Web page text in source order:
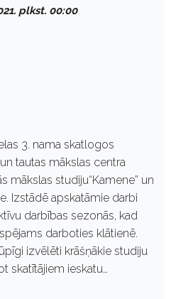
plkst. 00:00
3. nama skatlogos
tautas mākslas centra
mākslas studiju“Kamene” un
Izstādē apskatāmie darbi
darbības sezonās, kad
darboties klātienē.
izvēlēti krāšņākie studiju
skatītājiem ieskatu…